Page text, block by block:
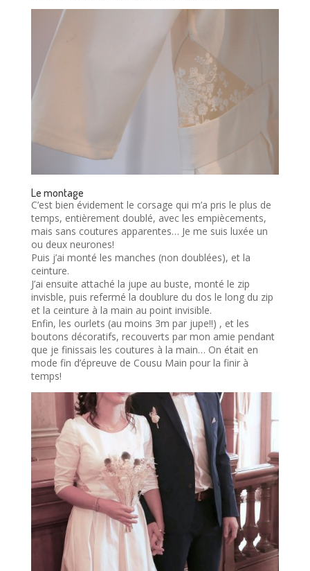
Le montage
C’est bien évidement le corsage qui m’a pris le plus de
temps, entièrement doublé, avec les empiècements,
mais sans coutures apparentes… Je me suis luxée un
ou deux neurones!
Puis j’ai monté les manches (non doublées), et la
ceinture.
J’ai ensuite attaché la jupe au buste, monté le zip
invisble, puis refermé la doublure du dos le long du zip
et la ceinture à la main au point invisible.
Enfin, les ourlets (au moins 3m par jupe!!) , et les
boutons décoratifs, recouverts par mon amie pendant
que je finissais les coutures à la main… On était en
mode fin d’épreuve de Cousu Main pour la finir à
temps!